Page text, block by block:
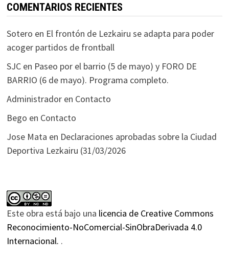
COMENTARIOS RECIENTES
Sotero en El frontón de Lezkairu se adapta para poder
acoger partidos de frontball
SJCen Paseo por el barrio (5 de mayo) y FORO DE
BARRIO (6 de mayo). Programa completo.
Administradoren Contacto
Bego en Contacto
Jose Mata en Declaraciones aprobadas sobre la Ciudad
Deportiva Lezkairu (31/03/2026
Este obra está bajo una licencia de Creative Commons
Reconocimiento-NoComercial-SinObraDerivada 4.0
Internacional. .